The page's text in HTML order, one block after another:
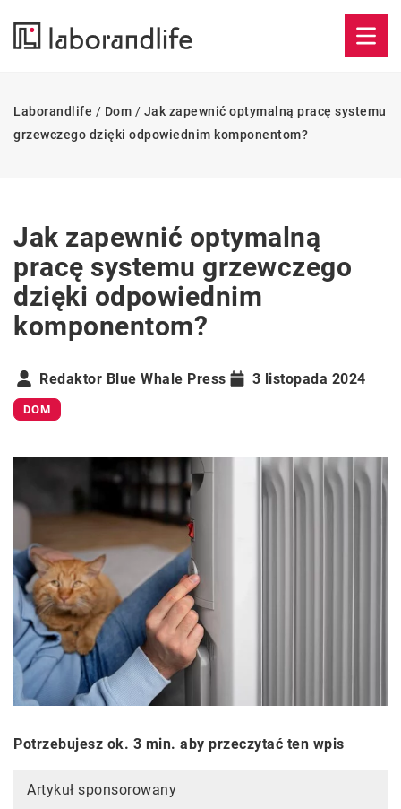
Laborandlife / Dom / Jak zapewnić optymalną pracę systemu
grzewczego dzięki odpowiednim komponentom?
Jak zapewnić optymalną
pracę systemu grzewczego
dzięki odpowiednim
komponentom?
Redaktor Blue Whale Press 3 listopada 2024
DOM
Potrzebujesz ok. 3 min. aby przeczytać ten wpis
Artykuł sponsorowany